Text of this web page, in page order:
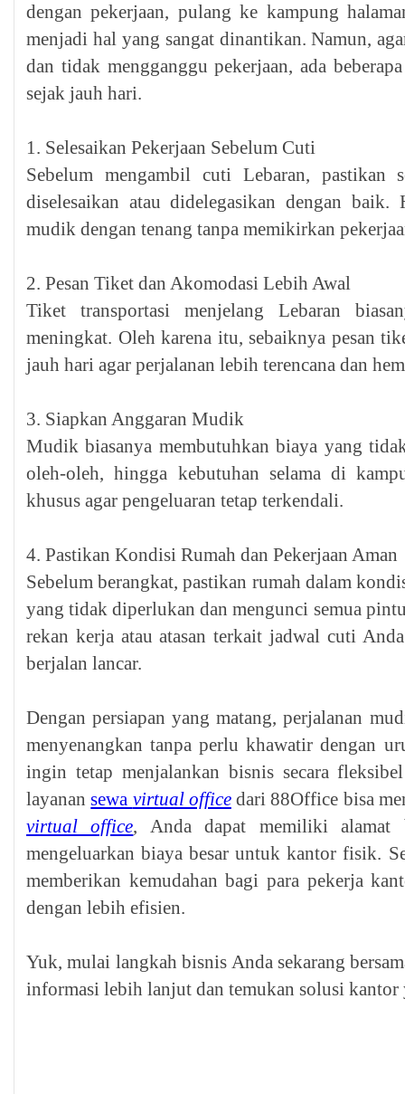
dengan pekerjaan, pulang ke kampung
menjadi hal yang sangat dinantikan. Namun,
dan tidak mengganggu pekerjaan, ada
sejak jauh hari.
1. Selesaikan Pekerjaan Sebelum Cuti
Sebelum mengambil cuti Lebaran, pastikan
diselesaikan atau didelegasikan dengan
mudik dengan tenang tanpa memikirkan
2. Pesan Tiket dan Akomodasi Lebih Awal
Tiket transportasi menjelang Lebaran
meningkat. Oleh karena itu, sebaiknya pesan
jauh hari agar perjalanan lebih terencana dan
3. Siapkan Anggaran Mudik
Mudik biasanya membutuhkan biaya yang
oleh-oleh, hingga kebutuhan selama di
khusus agar pengeluaran tetap terkendali.
4. Pastikan Kondisi Rumah dan Pekerjaan Aman
Sebelum berangkat, pastikan rumah dalam
yang tidak diperlukan dan mengunci semua
rekan kerja atau atasan terkait jadwal cuti
berjalan lancar.
Dengan persiapan yang matang, perjalanan
menyenangkan tanpa perlu khawatir dengan
ingin tetap menjalankan bisnis secara
layanansewa virtual officedari 88Office bisa
virtual office, Anda dapat memiliki alamat
mengeluarkan biaya besar untuk kantor fisik.
memberikan kemudahan bagi para pekerja
dengan lebih efisien.
Yuk, mulai langkah bisnis Anda sekarang
informasi lebih lanjut dan temukan solusi